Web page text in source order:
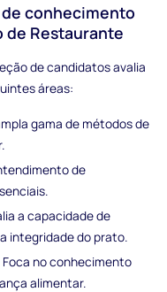
conhecimento
de Restaurante
de candidatos avalia
áreas:
gama de métodos de
de
a capacidade de
integridade do prato.
Foca no conhecimento
alimentar.